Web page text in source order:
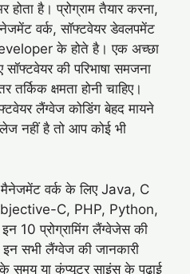
होता है। प्रोग्राम तैयार करना,
वर्क, सॉफ्टवेयर डेवलपमेंट
के होते है। एक अच्छा
की परिभाषा समजना
तर्किक क्षमता होनी चाहिए।
लैंग्वेज कोडिंग बेहद मायने
नहीं है तो आप कोई भी
मैनेजमेंट वर्क के लिए Java, C
C, PHP, Python,
10 प्रोग्रामिंग लैंग्वेजेस की
इन सभी लैंग्वेज की जानकारी
समय या कंप्यूटर साइंस के पढाई